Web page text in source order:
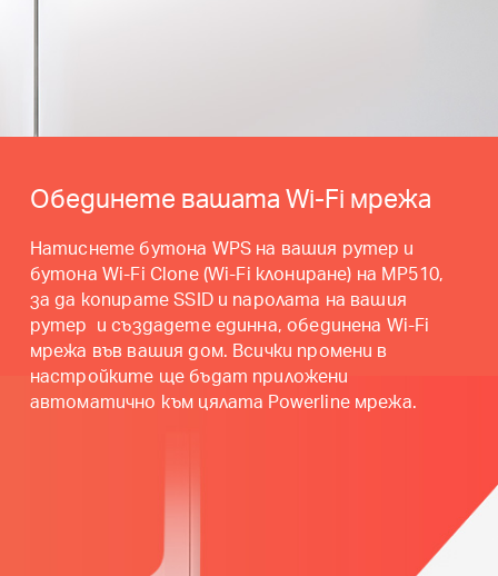
Обединете вашата Wi-Fi мрежа
Натиснете бутона WPS на вашия рутер и
бутона Wi-Fi Clone (Wi-Fi клониране) на MP510,
за да копирате SSID и паролата на вашия
рутер и създадете единна, обединена Wi-Fi
мрежа във вашия дом. Всички промени в
настройките ще бъдат приложени
автоматично към цялата Powerline мрежа.